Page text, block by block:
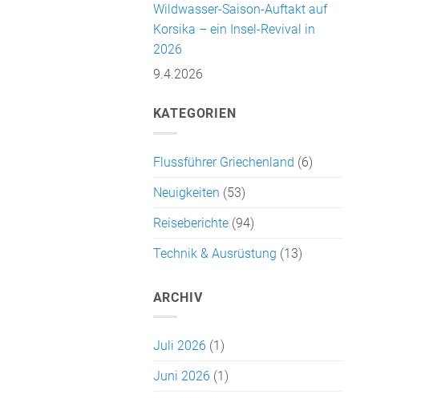
Wildwasser-Saison-Auftakt auf
Korsika – ein Insel-Revival in
2026
9.4.2026
KATEGORIEN
Flussführer Griechenland (6)
Neuigkeiten (53)
Reiseberichte(94)
Technik & Ausrüstung (13)
ARCHIV
Juli 2026 (1)
Juni 2026 (1)